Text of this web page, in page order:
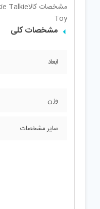
مشخصات کالاTalkie
Toy
مشخصات کلی
ابعاد
وزن
سایر مشخصات